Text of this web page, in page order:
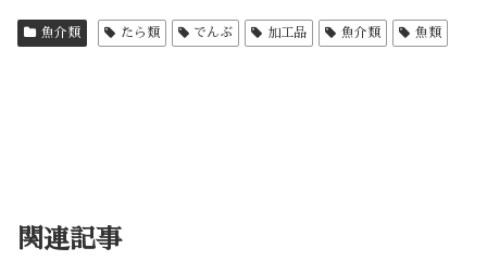
魚介類 たら類 でんぶ 加工品 魚介類 魚類
関連記事